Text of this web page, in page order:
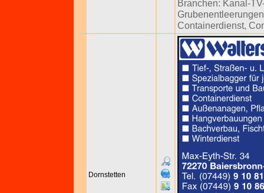
Branchen: Kanal-
Grubenentleerungen
Containerdienst,
Dornstetten